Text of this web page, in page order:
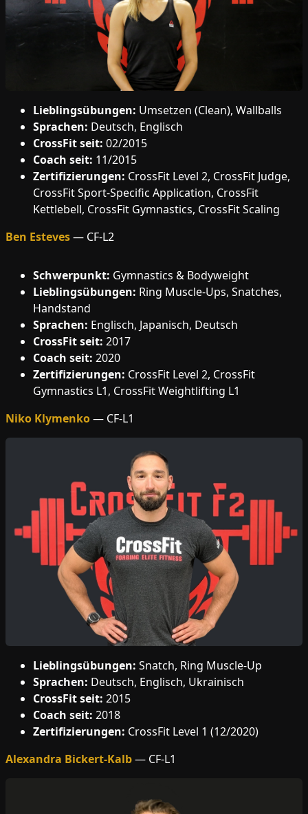
Lieblingsübungen: Umsetzen (Clean), Wallballs
Sprachen: Deutsch, Englisch
CrossFit seit: 02/2015
Coach seit: 11/2015
Zertifizierungen: CrossFit Level 2, CrossFit Judge,
CrossFit Sport-Specific Application, CrossFit
Kettlebell, CrossFit Gymnastics, CrossFit Scaling
Ben Esteves— CF-L2
Schwerpunkt: Gymnastics & Bodyweight
Lieblingsübungen: Ring Muscle-Ups, Snatches,
Handstand
Sprachen: Englisch, Japanisch, Deutsch
CrossFit seit: 2017
Coach seit: 2020
Zertifizierungen: CrossFit Level 2, CrossFit
Gymnastics L1, CrossFit Weightlifting L1
Niko Klymenko— CF-L1
Lieblingsübungen: Snatch, Ring Muscle-Up
Sprachen: Deutsch, Englisch, Ukrainisch
CrossFit seit: 2015
Coach seit: 2018
Zertifizierungen: CrossFit Level 1 (12/2020)
Alexandra Bickert-Kalb— CF-L1